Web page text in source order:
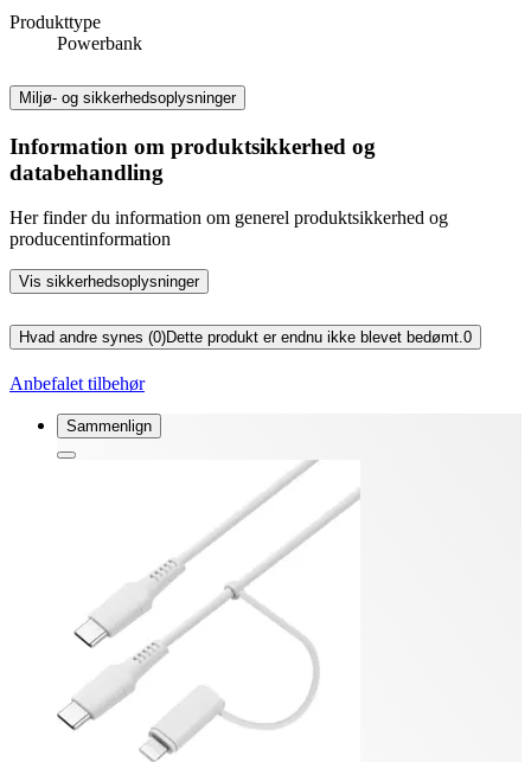
Produkttype
Powerbank
Miljø- og sikkerhedsoplysninger
Information om produktsikkerhed og
databehandling
Her finder du information om generel produktsikkerhed og
producentinformation
Vis sikkerhedsoplysninger
Hvad andre synes (0)Dette produkt er endnu ikke blevet bedømt.0
Anbefalet tilbehør
Sammenlign